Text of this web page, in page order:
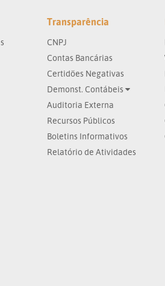
Transparência
CNPJ
Contas Bancárias
Certidões Negativas
Demonst. Contábeis
Auditoria Externa
Recursos Públicos
Boletins Informativos
Relatório de Atividades